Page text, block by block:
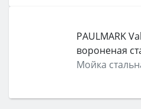
PAULMARK
вороненая
Мойка